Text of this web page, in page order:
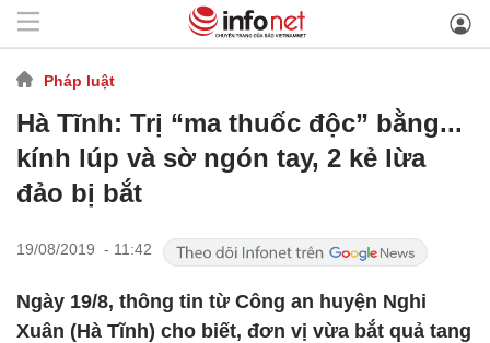
Pháp luật
Hà Tĩnh: Trị “ma thuốc độc” bằng...
kính lúp và sờ ngón tay, 2 kẻ lừa
đảo bị bắt
19/08/2019 - 11:42
Ngày 19/8, thông tin từ Công an huyện Nghi
Xuân (Hà Tĩnh) cho biết, đơn vị vừa bắt quả tang